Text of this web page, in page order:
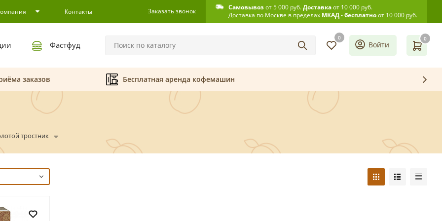
Контакты Заказать звонок Самовывозот 5 000 руб.Доставкаот 10 000 руб.
Доставка по Москве в пределах МКАД - бесплатноот 10 000 руб.
Фастфуд
0 0
Войти
заказов Бесплатная аренда кофемашин
тростник